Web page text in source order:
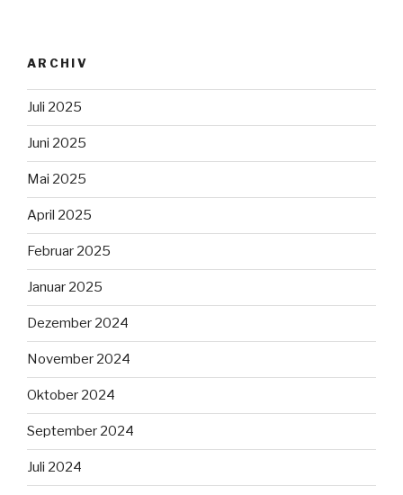
ARCHIV
Juli 2025
Juni 2025
Mai 2025
April 2025
Februar 2025
Januar 2025
Dezember 2024
November 2024
Oktober 2024
September 2024
Juli 2024